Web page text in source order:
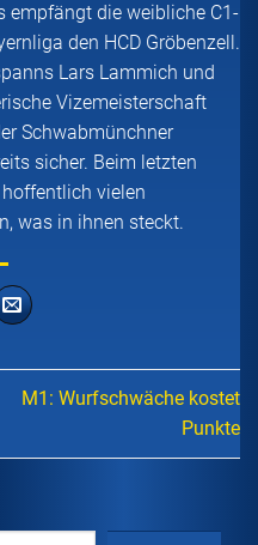
empfängt die weibliche C1-
den HCD Gröbenzell.
Lars Lammich und
Vizemeisterschaft
Schwabmünchner
sicher. Beim letzten
vielen
was in ihnen steckt.
M1: Wurfschwäche kostet
Punkte